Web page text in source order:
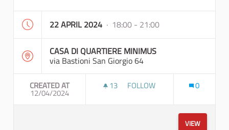
22 APRIL 2024 · 18:00 - 21:00
CASA DI QUARTIERE MINIMUS
via Bastioni San Giorgio 64
CREATED AT
12/04/2024
13 13 FOLLOWERS
FOLLOW 0
VIEW